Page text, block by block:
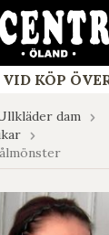
KÖP
dam